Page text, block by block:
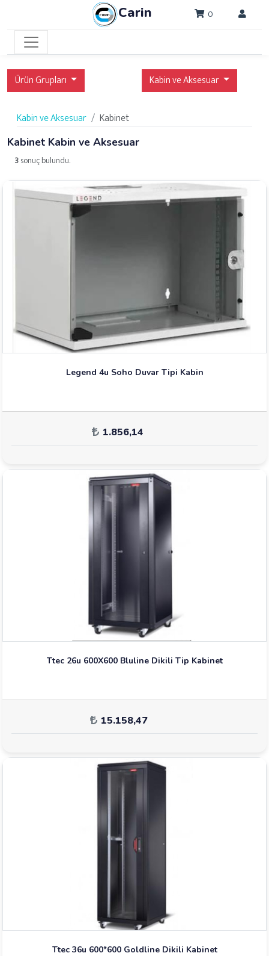
Carin 0
Ürün Grupları Kabin ve Aksesuar
Kabin ve Aksesuar Kabinet
Kabinet Kabin ve Aksesuar
3sonuç bulundu.
Legend 4u Soho Duvar Tipi Kabin
1.856,14
Ttec 26u 600X600 Bluline Dikili Tip Kabinet
15.158,47
Ttec 36u 600*600 Goldline Dikili Kabinet